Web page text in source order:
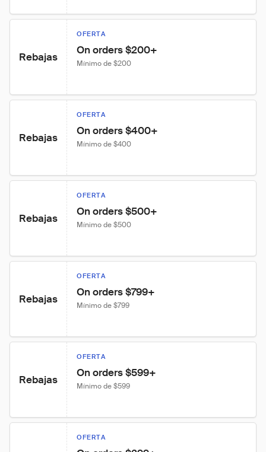
Rebajas
OFERTA
On orders $200+
Mínimo de $200
Rebajas
OFERTA
On orders $400+
Mínimo de $400
Rebajas
OFERTA
On orders $500+
Mínimo de $500
Rebajas
OFERTA
On orders $799+
Mínimo de $799
Rebajas
OFERTA
On orders $599+
Mínimo de $599
OFERTA